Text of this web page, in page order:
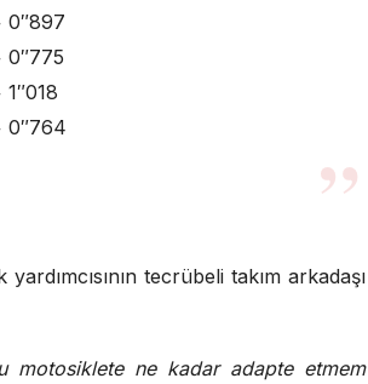
0″897
0″775
1″018
0″764
tecrübeli takım arkadaşı
motosiklete ne kadar adapte etmem